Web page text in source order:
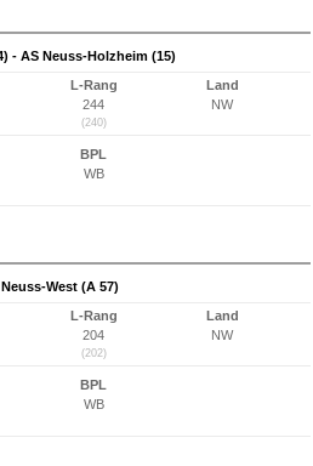
- AS Neuss-Holzheim (15)
L-Rang
244
(240)
Land
NW
BPL
WB
West (A 57)
L-Rang
204
(202)
Land
NW
BPL
WB